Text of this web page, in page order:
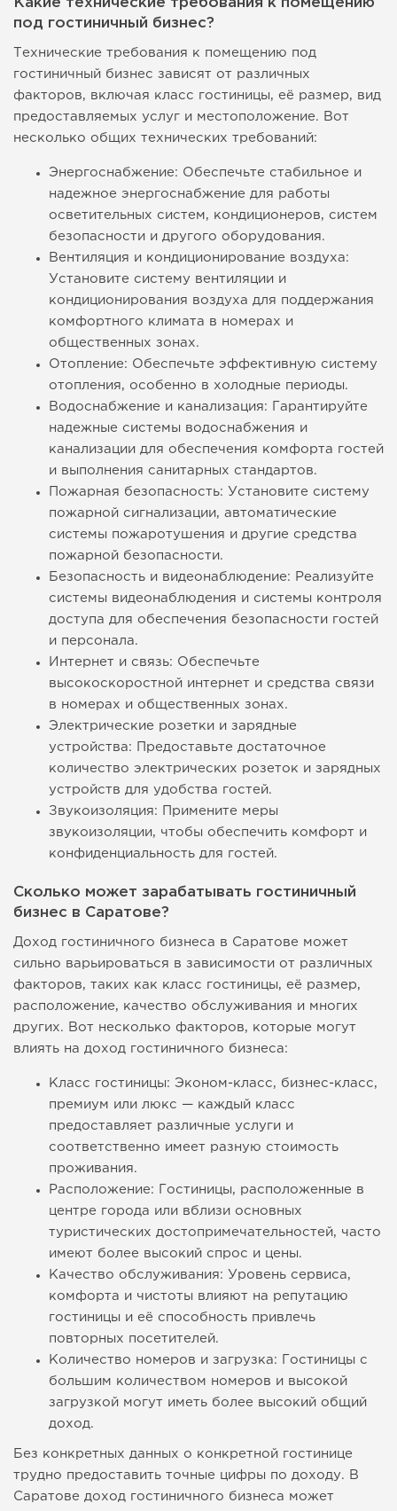
Какие технические требования к помещению
под гостиничный бизнес?
Технические требования к помещению под
гостиничный бизнес зависят от различных
факторов, включая класс гостиницы, её размер, вид
предоставляемых услуг и местоположение. Вот
несколько общих технических требований:
Энергоснабжение: Обеспечьте стабильное и
надежное энергоснабжение для работы
осветительных систем, кондиционеров, систем
безопасности и другого оборудования.
Вентиляция и кондиционирование воздуха:
Установите систему вентиляции и
кондиционирования воздуха для поддержания
комфортного климата в номерах и
общественных зонах.
Отопление: Обеспечьте эффективную систему
отопления, особенно в холодные периоды.
Водоснабжение и канализация: Гарантируйте
надежные системы водоснабжения и
канализации для обеспечения комфорта гостей
и выполнения санитарных стандартов.
Пожарная безопасность: Установите систему
пожарной сигнализации, автоматические
системы пожаротушения и другие средства
пожарной безопасности.
Безопасность и видеонаблюдение: Реализуйте
системы видеонаблюдения и системы контроля
доступа для обеспечения безопасности гостей
и персонала.
Интернет и связь: Обеспечьте
высокоскоростной интернет и средства связи
в номерах и общественных зонах.
Электрические розетки и зарядные
устройства: Предоставьте достаточное
количество электрических розеток и зарядных
устройств для удобства гостей.
Звукоизоляция: Примените меры
звукоизоляции, чтобы обеспечить комфорт и
конфиденциальность для гостей.
Сколько может зарабатывать гостиничный
бизнес в Саратове?
Доход гостиничного бизнеса в Саратове может
сильно варьироваться в зависимости от различных
факторов, таких как класс гостиницы, её размер,
расположение, качество обслуживания и многих
других. Вот несколько факторов, которые могут
влиять на доход гостиничного бизнеса:
Класс гостиницы: Эконом-класс, бизнес-класс,
премиум или люкс — каждый класс
предоставляет различные услуги и
соответственно имеет разную стоимость
проживания.
Расположение: Гостиницы, расположенные в
центре города или вблизи основных
туристических достопримечательностей, часто
имеют более высокий спрос и цены.
Качество обслуживания: Уровень сервиса,
комфорта и чистоты влияют на репутацию
гостиницы и её способность привлечь
повторных посетителей.
Количество номеров и загрузка: Гостиницы с
большим количеством номеров и высокой
загрузкой могут иметь более высокий общий
доход.
Без конкретных данных о конкретной гостинице
трудно предоставить точные цифры по доходу. В
Саратове доход гостиничного бизнеса может